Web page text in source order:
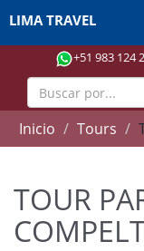
+51 983 124
LIMA TRAVEL
Inicio Tours
TOUR